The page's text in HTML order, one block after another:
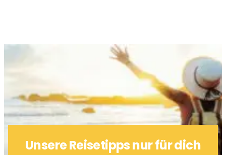
Unsere Reisetipps nur für dich